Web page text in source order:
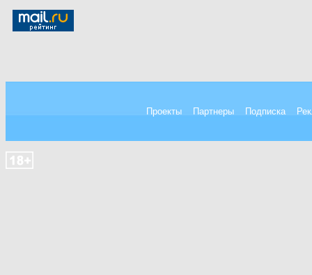
Проекты Партнеры Подписка